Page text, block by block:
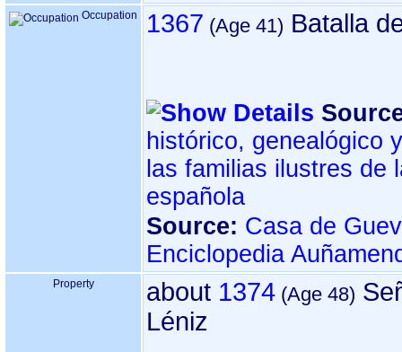
Occupation 1367 Batalla
histórico, genealógico
las familias ilustres de
española
Source: Casa de
Enciclopedia
Property about 1374
Léniz